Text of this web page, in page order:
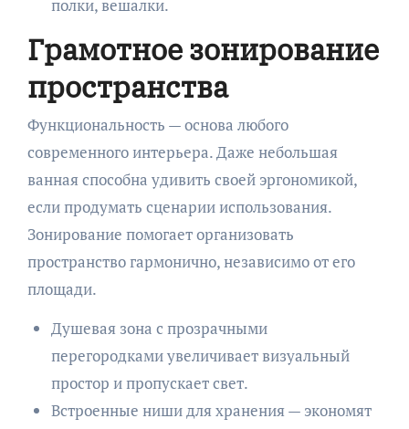
полки, вешалки.
Грамотное зонирование
пространства
Функциональность — основа любого
современного интерьера. Даже небольшая
ванная способна удивить своей эргономикой,
если продумать сценарии использования.
Зонирование помогает организовать
пространство гармонично, независимо от его
площади.
Душевая зона с прозрачными
перегородками увеличивает визуальный
простор и пропускает свет.
Встроенные ниши для хранения — экономят